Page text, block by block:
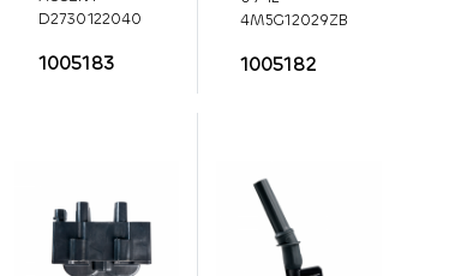
D2730122040
D2730122040
1005183
4M5G12029ZB
4M5G12029ZB
1005182